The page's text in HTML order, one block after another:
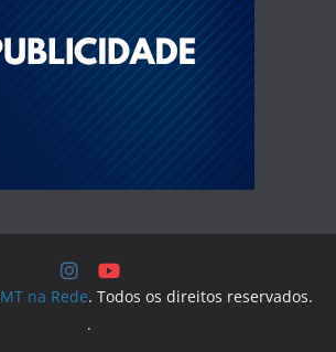
MT na Rede. Todos os direitos reservados.
.